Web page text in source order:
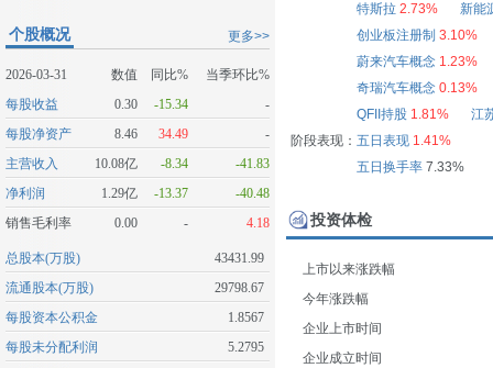
更多>>
个股概况
2026-03-31 数值 同比%
当季环比%
每股收益
0.30 -15.34
-
每股净资产
8.46 34.49
-
主营收入
10.08亿 -8.34
-41.83
净利润
1.29亿 -13.37
-40.48
销售毛利率
0.00 - 4.18
总股本(万股)
43431.99
流通股本(万股)
29798.67
每股资本公积金
1.8567
每股未分配利润
5.2795
特斯拉 2.73%
新能
创业板注册制 3.10%
蔚来汽车概念 1.23%
奇瑞汽车概念 0.13%
QFII持股 1.81%
江
阶段表现： 五日表现 1.41%
五日换手率7.33%
投资体检
上市以来涨跌幅
今年涨跌幅
企业上市时间
企业成立时间